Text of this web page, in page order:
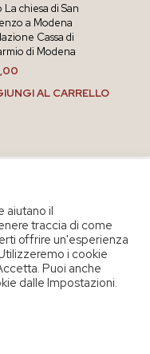
La chiesa di San
a Modena
Cassa di
di Modena
AL CARRELLO
aiutano il
traccia di come
offrire un'esperienza
i cookie
Puoi anche
dalle Impostazioni.